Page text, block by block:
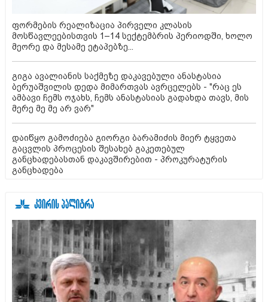
ფორმების რეალიზაცია პირველი კლასის
მოსწავლეებისთვის 1–14 სექტემბრის პერიოდში, ხოლო
მეორე და მესამე ეტაპებზე...
გიგა ავალიანის საქმეზე დაკავებული ანასტასია
ბერუაშვილის დედა მიმართვას ავრცელებს - "რაც ეს
ამბავი ჩემს ოჯახს, ჩემს ანასტასიას გადახდა თავს, მის
მერე მე მე არ ვარ"
დაიწყო გამოძიება გიორგი ბარამიძის მიერ ტყვეთა
გაცვლის პროცესის შესახებ გაკეთებულ
განცხადებასთან დაკავშირებით - პროკურატურის
განცხადება